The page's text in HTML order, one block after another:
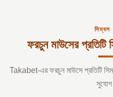
সিম্বল
ফরচুন মাউসের প্রতিটি
Takabet-এর ফরচুন মাউসে প্রতিটি
সুযোগ